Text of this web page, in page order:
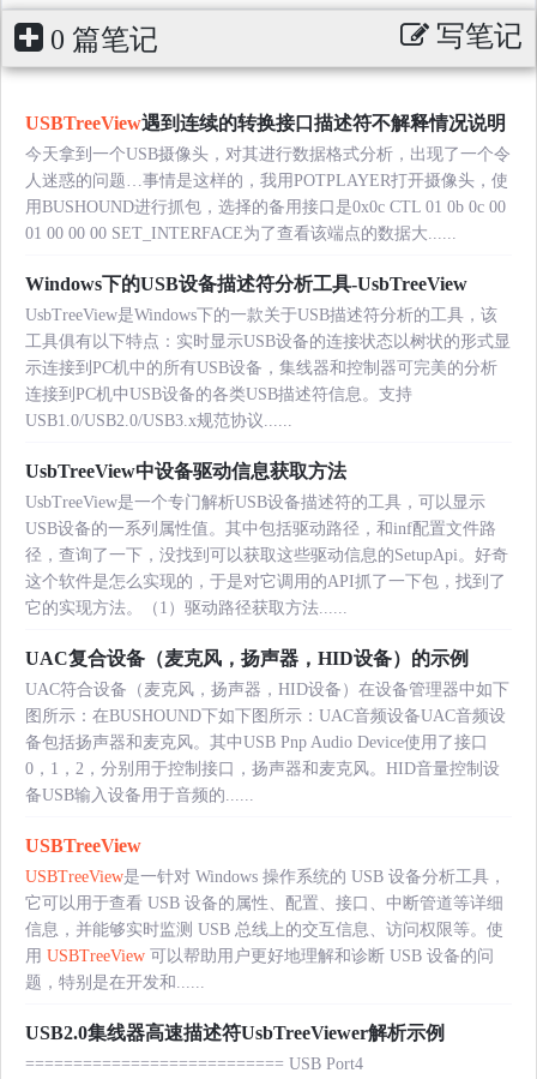
0 篇笔记 写笔记
USBTreeView遇到连续的转换接口描述符不解释情况说明
今天拿到一个USB摄像头，对其进行数据格式分析，出现了一个令
人迷惑的问题…事情是这样的，我用POTPLAYER打开摄像头，使
用BUSHOUND进行抓包，选择的备用接口是0x0c CTL 01 0b 0c 00
01 00 00 00 SET_INTERFACE为了查看该端点的数据大......
Windows下的USB设备描述符分析工具-UsbTreeView
UsbTreeView是Windows下的一款关于USB描述符分析的工具，该
工具俱有以下特点：实时显示USB设备的连接状态以树状的形式显
示连接到PC机中的所有USB设备，集线器和控制器可完美的分析
连接到PC机中USB设备的各类USB描述符信息。支持
USB1.0/USB2.0/USB3.x规范协议......
UsbTreeView中设备驱动信息获取方法
UsbTreeView是一个专门解析USB设备描述符的工具，可以显示
USB设备的一系列属性值。其中包括驱动路径，和inf配置文件路
径，查询了一下，没找到可以获取这些驱动信息的SetupApi。好奇
这个软件是怎么实现的，于是对它调用的API抓了一下包，找到了
它的实现方法。（1）驱动路径获取方法......
UAC复合设备（麦克风，扬声器，HID设备）的示例
UAC符合设备（麦克风，扬声器，HID设备）在设备管理器中如下
图所示：在BUSHOUND下如下图所示：UAC音频设备UAC音频设
备包括扬声器和麦克风。其中USB Pnp Audio Device使用了接口
0，1，2，分别用于控制接口，扬声器和麦克风。HID音量控制设
备USB输入设备用于音频的......
USBTreeView
USBTreeView是一针对 Windows 操作系统的 USB 设备分析工具，
它可以用于查看 USB 设备的属性、配置、接口、中断管道等详细
信息，并能够实时监测 USB 总线上的交互信息、访问权限等。使
用 USBTreeView 可以帮助用户更好地理解和诊断 USB 设备的问
题，特别是在开发和......
USB2.0集线器高速描述符UsbTreeViewer解析示例
=========================== USB Port4